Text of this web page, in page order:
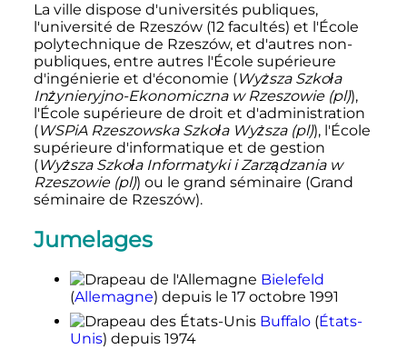
La ville dispose d'universités publiques,
l'université de Rzeszów (12 facultés) et l'École
polytechnique de Rzeszów, et d'autres non-
publiques, entre autres l'École supérieure
d'ingénierie et d'économie (Wyższa Szkoła
Inżynieryjno-Ekonomiczna w Rzeszowie (pl)),
l'École supérieure de droit et d'administration
(WSPiA Rzeszowska Szkoła Wyższa (pl)), l'École
supérieure d'informatique et de gestion
(Wyższa Szkoła Informatyki i Zarządzania w
Rzeszowie (pl)) ou le grand séminaire (Grand
séminaire de Rzeszów).
Jumelages
Bielefeld
(Allemagne) depuis le 17 octobre 1991
Buffalo (États-
Unis) depuis 1974